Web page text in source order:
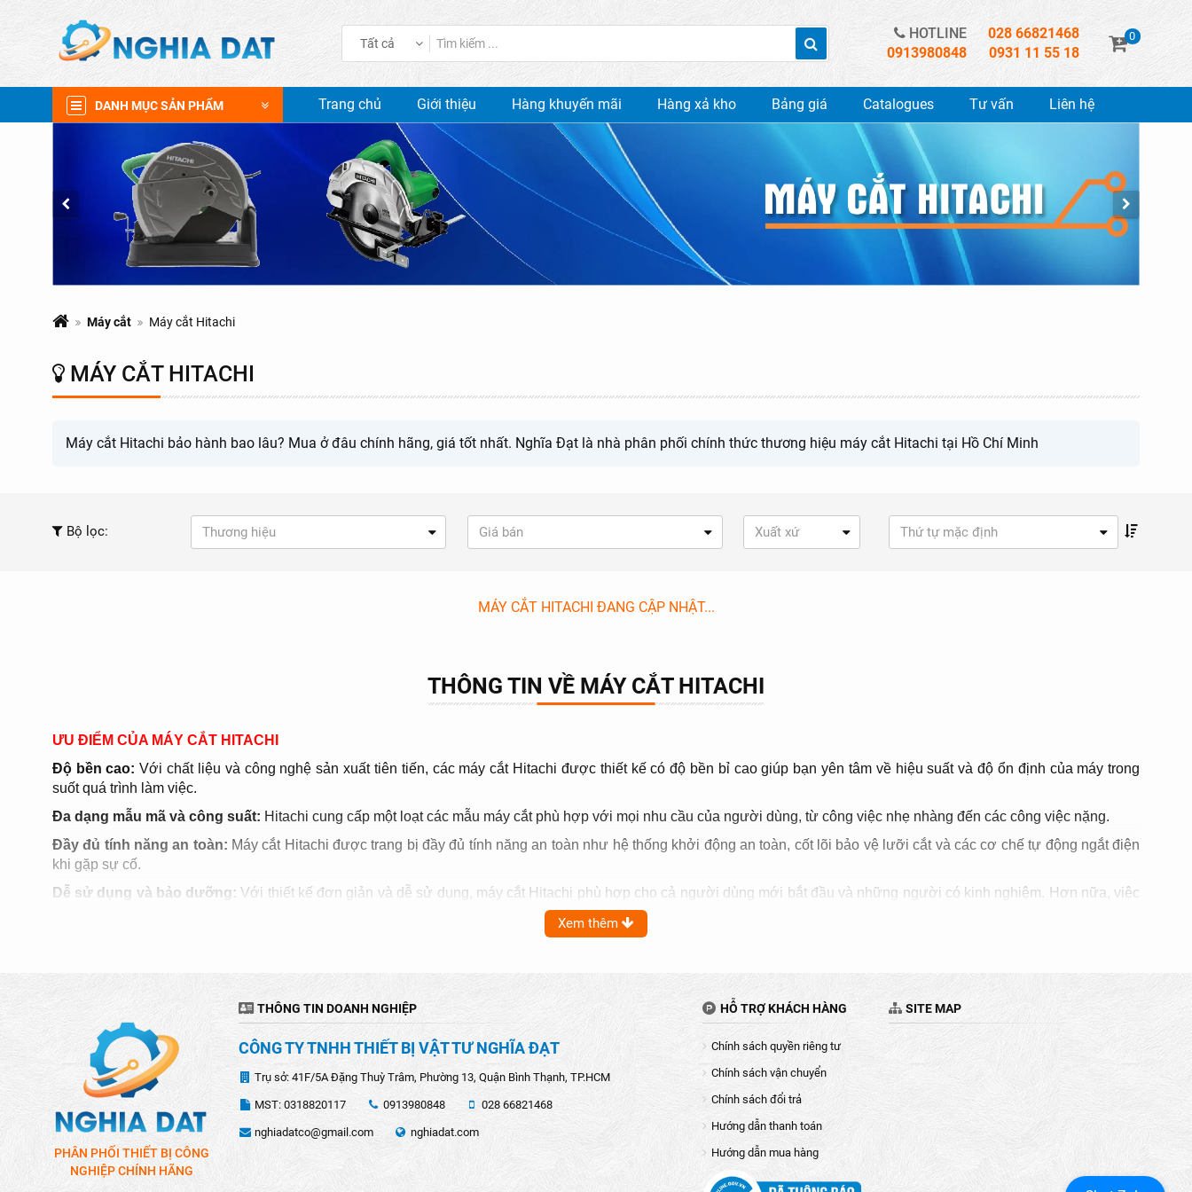
Tất cả
HOTLINE
028 66821468
0913980848
0931 11 55 18
0
DANH MỤC SẢN PHẨM Trang chủ Giới thiệu Hàng khuyến mãi Hàng xả kho Bảng giá Catalogues Tư vấn Liên hệ
Máy cắt Máy cắt Hitachi
MÁY CẮT HITACHI
Máy cắt Hitachi bảo hành bao lâu? Mua ở đâu chính hãng, giá tốt nhất. Nghĩa Đạt là nhà phân phối chính thức thương hiệu máy cắt Hitachi tại Hồ Chí Minh
Bộ lọc: Thương hiệu Giá bán Xuất xứ Thứ tự mặc định
MÁY CẮT HITACHI ĐANG CẬP NHẬT...
THÔNG TIN VỀ MÁY CẮT HITACHI
ƯU ĐIỂM CỦA MÁY CẮT HITACHI
Độ bền cao:Với chất liệu và công nghệ sản xuất tiên tiến, các máy cắt Hitachi được thiết kế có độ bền bỉ cao giúp bạn yên tâm về hiệu suất và độ ổn định của máy trong
suốt quá trình làm việc.
Đa dạng mẫu mã và công suất: Hitachi cung cấp một loạt các mẫu máy cắt phù hợp với mọi nhu cầu của người dùng, từ công việc nhẹ nhàng đến các công việc nặng.
Đầy đủ tính năng an toàn: Máy cắt Hitachi được trang bị đầy đủ tính năng an toàn như hệ thống khởi động an toàn, cốt lõi bảo vệ lưỡi cắt và các cơ chế tự động ngắt điện
khi gặp sự cố.
Dễ sử dụng và bảo dưỡng:Với thiết kế đơn giản và dễ sử dụng, máy cắt Hitachi phù hợp cho cả người dùng mới bắt đầu và những người có kinh nghiệm. Hơn nữa, việc
bảo dưỡng cũng rất đơn giản, giúp máy cắt luôn hoạt động ổn định và thời gian sử dụng lâu dài.
Hitachi là công cụ đa năng giúp bạn thực hiện các công việc cắt đá, gạch, và cả đá granite công nghiệp một cách dễ dàng và nhanh chóng. Với tính ứng dụng cao,
máy cắt Hitachi được sử dụng rộng rãi trong các ngành công nghiệp, xây dựng, sửa chữa và cơ khí, giúp nâng cao hiệu suất làm việc và tiết kiệm thời gian.
CÁCH CHỌN MÁY CẮT HITACHI TỐT NHẤT
Xác định loại máy cắt cần mua
Xác định loại máy cắt phù hợp với nhu cầu của bạn. Hitachi cung cấp nhiều loại máy cắt khác nhau, như máy cắt sắt hoặc máy cắt gạch, mỗi loại có những ứng dụng cụ thể.
Xem thêm
PHÂN PHỐI THIẾT BỊ CÔNG
NGHIỆP CHÍNH HÃNG
THÔNG TIN DOANH NGHIỆP
CÔNG TY TNHH THIẾT BỊ VẬT TƯ NGHĨA ĐẠT
Trụ sở: 41F/5A Đặng Thuỳ Trâm, Phường 13, Quận Bình Thạnh, TP.HCM
MST: 0318820117 0913980848 028 66821468
nghiadatco@gmail.com nghiadat.com
HỖ TRỢ KHÁCH HÀNG
Chính sách quyền riêng tư
Chính sách vận chuyển
Chính sách đổi trả
Hướng dẫn thanh toán
Hướng dẫn mua hàng
SITE MAP